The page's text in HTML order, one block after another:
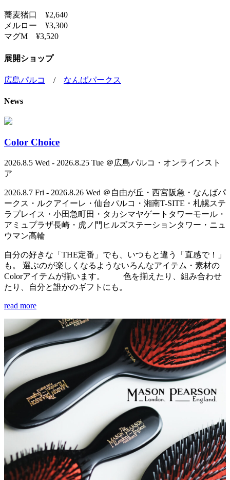
蕎麦猪口 ¥2,640
メルロー ¥3,300
マグM ¥3,520
展開ショップ
広島パルコ / なんばパークス
News
Color Choice
2026.8.5 Wed - 2026.8.25 Tue ＠広島パルコ・オンラインスト
ア
2026.8.7 Fri - 2026.8.26 Wed ＠自由が丘・西宮阪急・なんばパ
ークス・ルクアイーレ・仙台パルコ・湘南T-SITE・札幌ステ
ラプレイス・小田急町田・タカシマヤゲートタワーモール・
アミュプラザ長崎・虎ノ門ヒルズステーションタワー・ニュ
ウマン高輪
自分の好きな「THE定番」でも、いつもと違う「直感で！」
も。 選ぶのが楽しくなるようないろんなアイテム・素材の
Colorアイテムが揃います。 色を揃えたり、組み合わせ
たり、自分と誰かのギフトにも。
read more